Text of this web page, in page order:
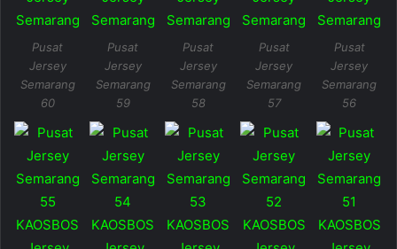
Pusat
Jersey
Semarang
60
Pusat
Jersey
Semarang
59
Pusat
Jersey
Semarang
58
Pusat
Jersey
Semarang
57
Pusat
Jersey
Semarang
56